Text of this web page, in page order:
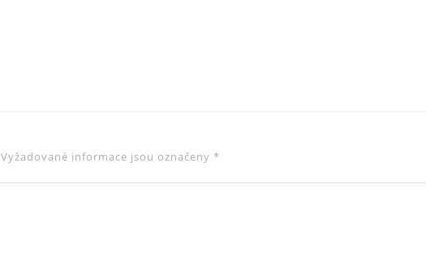
Vyžadované informace jsou označeny *